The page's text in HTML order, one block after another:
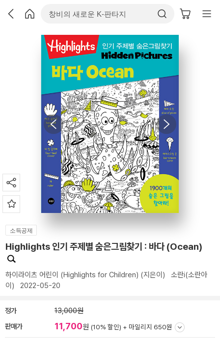
소득공제
Highlights 인기 주제별 숨은그림찾기 : 바다 (Ocean)
하이라이츠 어린이 (Highlights for Children) (지은이) 소란i(소란아
이) 2022-05-20
정가 13,000원
판매가 11,700원 (10% 할인) + 마일리지 650원